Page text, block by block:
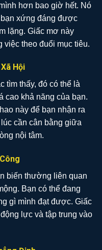
hơn bao giờ hết. Nó
xứng đáng được
lặng. Giấc mơ này
việc theo đuổi mục tiêu.
Hội
tìm thấy, đó có thể là
cao khả năng của bạn.
này để bạn nhận ra
cần cân bằng giữa
nội tâm.
biến thường liên quan
Bạn có thể đang
gì mình đạt được. Giấc
lực và tập trung vào